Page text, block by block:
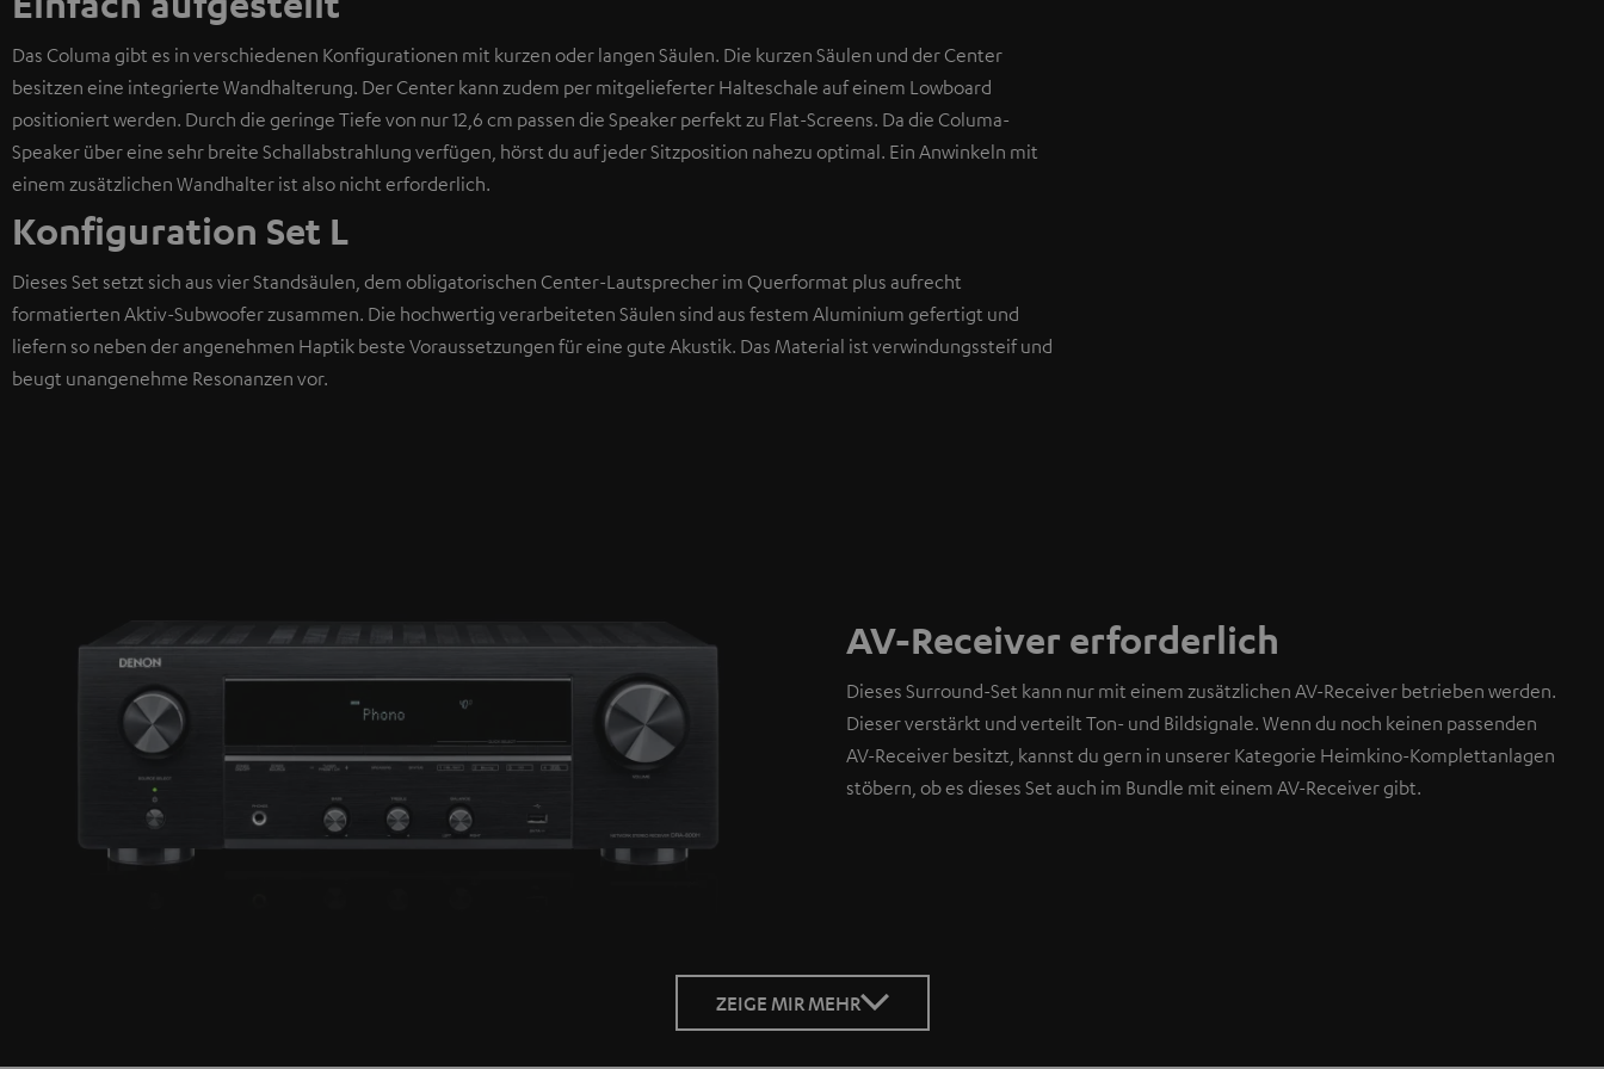
Das Columa gibt es in verschiedenen Konfigurationen mit kurzen oder langen Säulen. Die kurzen Säulen und der Center
besitzen eine integrierte Wandhalterung. Der Center kann zudem per mitgelieferter Halteschale auf einem Lowboard
positioniert werden. Durch die geringe Tiefe von nur 12,6 cm passen die Speaker perfekt zu Flat-Screens. Da die Columa-
Speaker über eine sehr breite Schallabstrahlung verfügen, hörst du auf jeder Sitzposition nahezu optimal. Ein Anwinkeln mit
einem zusätzlichen Wandhalter ist also nicht erforderlich.
Konfiguration Set L
Dieses Set setzt sich aus vier Standsäulen, dem obligatorischen Center-Lautsprecher im Querformat plus aufrecht
formatierten Aktiv-Subwoofer zusammen. Die hochwertig verarbeiteten Säulen sind aus festem Aluminium gefertigt und
liefern so neben der angenehmen Haptik beste Voraussetzungen für eine gute Akustik. Das Material ist verwindungssteif und
beugt unangenehme Resonanzen vor.
AV-Receiver erforderlich
Dieses Surround-Set kann nur mit einem zusätzlichen AV-Receiver betrieben werden.
Dieser verstärkt und verteilt Ton- und Bildsignale. Wenn du noch keinen passenden
AV-Receiver besitzt, kannst du gern in unserer Kategorie Heimkino-Komplettanlagen
stöbern, ob es dieses Set auch im Bundle mit einem AV-Receiver gibt.
ZEIGE MIR MEHR